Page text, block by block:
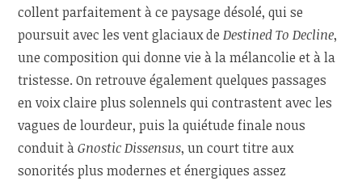
collent parfaitement à ce paysage désolé, qui se
poursuit avec les vent glaciaux deDestined To Decline,
une composition qui donne vie à la mélancolie et à la
tristesse. On retrouve également quelques passages
en voix claire plus solennels qui contrastent avec les
vagues de lourdeur, puis la quiétude finale nous
conduit àGnostic Dissensus, un court titre aux
sonorités plus modernes et énergiques assez